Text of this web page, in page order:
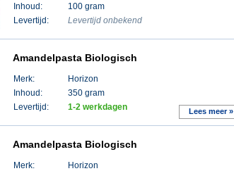
Inhoud:
100 gram
Levertijd:
Levertijd onbekend
Amandelpasta Biologisch
Merk:
Horizon
Inhoud:
350 gram
Levertijd:
1-2 werkdagen Lees meer »
Amandelpasta Biologisch
Merk:
Horizon